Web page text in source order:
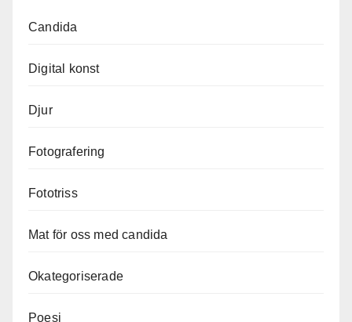
Candida
Digital konst
Djur
Fotografering
Fototriss
Mat för oss med candida
Okategoriserade
Poesi